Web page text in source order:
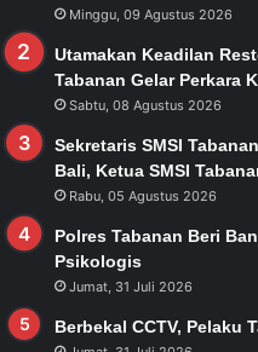
Minggu, 09 Agustus 2026
Utamakan Keadilan
Tabanan Gelar Perkara
Sabtu, 08 Agustus 2026
Sekretaris SMSI
Bali, Ketua SMSI
Rabu, 05 Agustus 2026
Polres Tabanan Beri
Psikologis
Jumat, 31 Juli 2026
Berbekal CCTV, Pelaku